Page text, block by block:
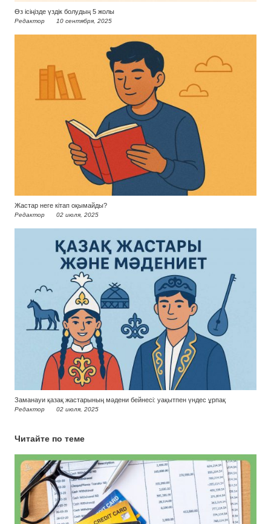
Өз ісіңізде үздік болудың 5 жолы
Редактор 10 сентября, 2025
Жастар неге кітап оқымайды?
Редактор 02 июля, 2025
Заманауи қазақ жастарының мәдени бейнесі: уақытпен үндес ұрпақ
Редактор 02 июля, 2025
Читайте по теме